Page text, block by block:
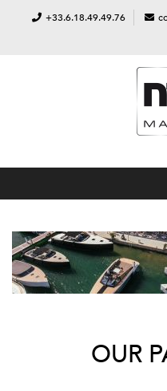
+33.6.18.49.49.76
OUR